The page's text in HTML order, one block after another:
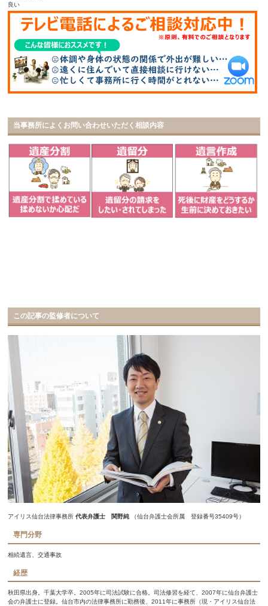
良い
当事務所によくお問い合わせいただく相談内容
この記事の監修者について
アイリス仙台法律事務所代表弁護士 関野純 （仙台弁護士会所属 登録番号35409号）
専門分野
相続遺言、交通事故
経歴
秋田県出身。千葉大学卒。2005年に司法試験に合格。司法修習を経て、2007年に仙台弁護士
会の弁護士に登録。仙台市内の法律事務所に勤務後、2011年に事務所（現・アイリス仙台法